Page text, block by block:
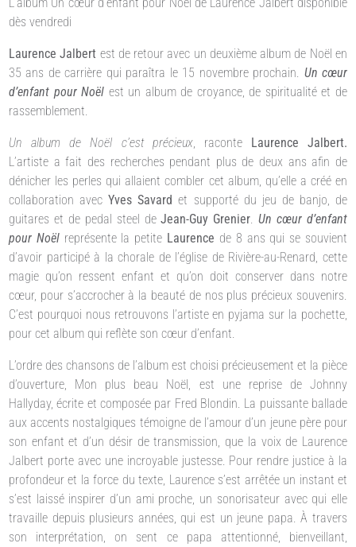
L’album Un cœur d’enfant pour Noël de Laurence Jalbert disponible
dès vendredi
Laurence Jalbert est de retour avec un deuxième album de Noël en
35 ans de carrière qui paraîtra le 15 novembre prochain. Un cœur
d’enfant pour Noël est un album de croyance, de spiritualité et de
rassemblement.
Un album de Noël c’est précieux, raconte
Laurence Jalbert.
L’artiste a fait des recherches pendant plus de deux ans afin de
dénicher les perles qui allaient combler cet album, qu’elle a créé en
collaboration avecYves Savard et supporté du jeu de banjo, de
guitares et de pedal steel deJean-Guy Grenier.Un cœur d’enfant
pour Noëlreprésente la petite Laurence de 8 ans qui se souvient
d’avoir participé à la chorale de l’église de Rivière-au-Renard, cette
magie qu’on ressent enfant et qu’on doit conserver dans notre
cœur, pour s’accrocher à la beauté de nos plus précieux souvenirs.
C’est pourquoi nous retrouvons l’artiste en pyjama sur la pochette,
pour cet album qui reflète son cœur d’enfant.
L’ordre des chansons de l’album est choisi précieusement et la pièce
d’ouverture, Mon plus beau Noël, est une reprise de Johnny
Hallyday, écrite et composée par Fred Blondin. La puissante ballade
aux accents nostalgiques témoigne de l’amour d’un jeune père pour
son enfant et d’un désir de transmission, que la voix de Laurence
Jalbert porte avec une incroyable justesse. Pour rendre justice à la
profondeur et la force du texte, Laurence s’est arrêtée un instant et
s’est laissé inspirer d’un ami proche, un sonorisateur avec qui elle
travaille depuis plusieurs années, qui est un jeune papa. À travers
son interprétation, on sent ce papa attentionné, bienveillant,